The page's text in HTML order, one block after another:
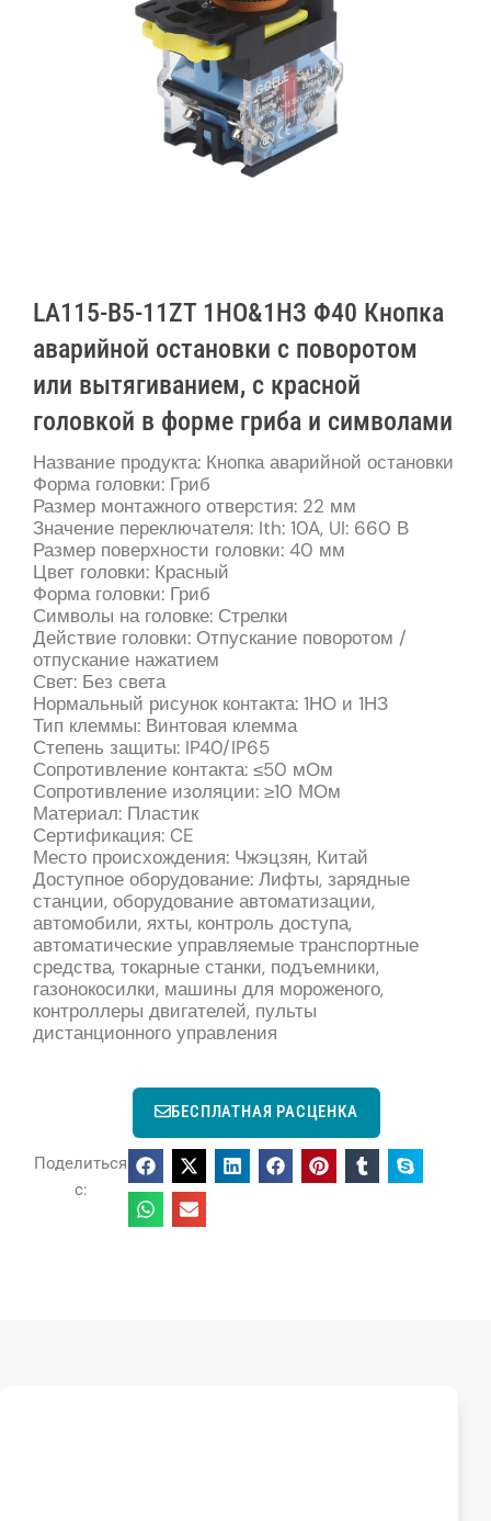
LA115-B5-11ZT 1НО&1НЗ Φ40 Кнопка
аварийной остановки с поворотом
или вытягиванием, с красной
головкой в ​​форме гриба и символами
Название продукта: Кнопка аварийной остановки
Форма головки: Гриб
Размер монтажного отверстия: 22 мм
Значение переключателя: Ith: 10A, UI: 660 В
Размер поверхности головки: 40 мм
Цвет головки: Красный
Форма головки: Гриб
Символы на головке: Стрелки
Действие головки: Отпускание поворотом /
отпускание нажатием
Свет: Без света
Нормальный рисунок контакта: 1НО и 1НЗ
Тип клеммы: Винтовая клемма
Степень защиты: IP40/IP65
Сопротивление контакта: ≤50 мОм
Сопротивление изоляции: ≥10 МОм
Материал: Пластик
Сертификация: CE
Место происхождения: Чжэцзян, Китай
Доступное оборудование: Лифты, зарядные
станции, оборудование автоматизации,
автомобили, яхты, контроль доступа,
автоматические управляемые транспортные
средства, токарные станки, подъемники,
газонокосилки, машины для мороженого,
контроллеры двигателей, пульты
дистанционного управления
БЕСПЛАТНАЯ РАСЦЕНКА
Поделиться
с: